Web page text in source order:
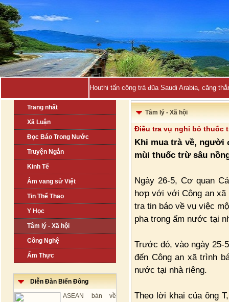
Việt Nam là -
Trang nhất
Xã Luận
Đọc Báo Trong Nước
Truyện Ngắn
Kinh Tế
Âm vang sử Việt
Tin Thể Thao
Y Học
Tâm lý - Xã hội
Công Nghệ
Ẩm Thực
Diễn Đàn Biển Đông
ASEAN bàn về
Tâm lý - Xã hội
Điều tra vụ nghi bỏ thuốc
Khi mua trà về, người
mùi thuốc trừ sâu
Ngày 26-5, Cơ quan
hợp với với Công an xã
tra tin báo về vụ việc
pha trong ấm nước tại
Trước đó, vào ngày 25-
đến Công an xã trình
nước tại nhà riêng.
Theo lời khai của ông